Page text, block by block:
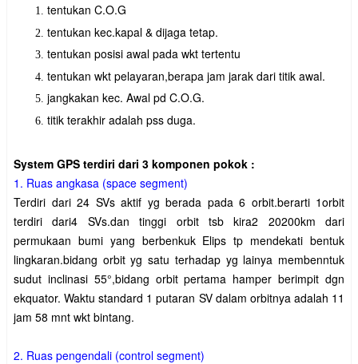
tentukan C.O.G
tentukan kec.kapal & dijaga tetap.
tentukan posisi awal pada wkt tertentu
tentukan wkt pelayaran,berapa jam jarak dari titik awal.
jangkakan kec. Awal pd C.O.G.
titik terakhir adalah pss duga.
System GPS terdiri dari 3 komponen pokok :
1. Ruas angkasa (space segment)
Terdiri dari 24 SVs aktif yg berada pada 6 orbit.berarti 1orbit
terdiri dari4 SVs.dan tinggi orbit tsb kira2 20200km dari
permukaan bumi yang berbenkuk Elips tp mendekati bentuk
lingkaran.bidang orbit yg satu terhadap yg lainya membenntuk
sudut inclinasi 55°,bidang orbit pertama hamper berimpit dgn
ekquator. Waktu standard 1 putaran SV dalam orbitnya adalah 11
jam 58 mnt wkt bintang.
2. Ruas pengendali (control segment)